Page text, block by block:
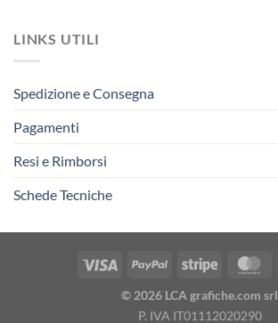
LINKS UTILI
Spedizione e Consegna
Pagamenti
Resi e Rimborsi
Schede Tecniche
© 2026 LCA grafiche.com srl
P. IVA IT01112020290